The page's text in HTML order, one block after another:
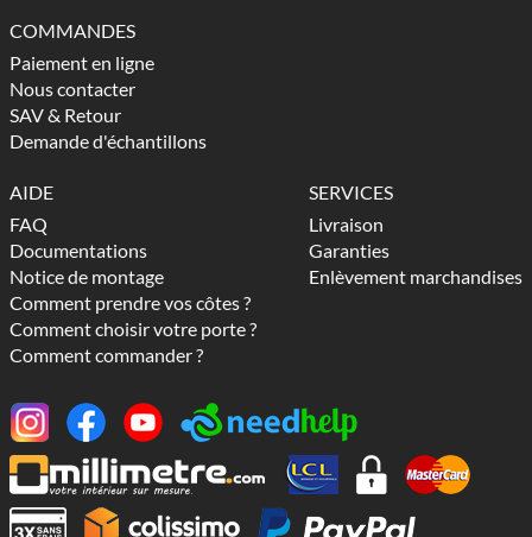
COMMANDES
Paiement en ligne
Nous contacter
SAV & Retour
Demande d'échantillons
AIDE
FAQ
Documentations
Notice de montage
Comment prendre vos côtes ?
Comment choisir votre porte ?
Comment commander ?
SERVICES
Livraison
Garanties
Enlèvement marchandises